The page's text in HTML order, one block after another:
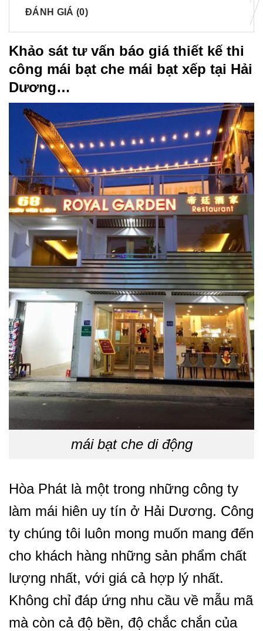
ĐÁNH GIÁ (0)
Khảo sát tư vấn báo giá thiết kế thi
công mái bạt che mái bạt xếp tại Hải
Dương…
mái bạt che di động
Hòa Phát là một trong những công ty
làm mái hiên uy tín ở Hải Dương. Công
ty chúng tôi luôn mong muốn mang đến
cho khách hàng những sản phẩm chất
lượng nhất, với giá cả hợp lý nhất.
Không chỉ đáp ứng nhu cầu về mẫu mã
mà còn cả độ bền, độ chắc chắn của